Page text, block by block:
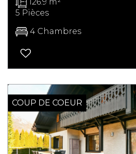
5 Pièces
4 Chambres
COUP DE COEUR